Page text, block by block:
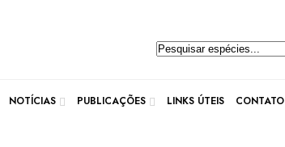
Pesquisar
NOTÍCIAS PUBLICAÇÕES LINKS ÚTEIS CONTATO